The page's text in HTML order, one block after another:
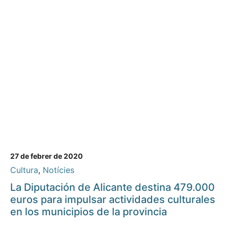
27 de febrer de 2020
Cultura, Notícies
La Diputación de Alicante destina 479.000
euros para impulsar actividades culturales
en los municipios de la provincia